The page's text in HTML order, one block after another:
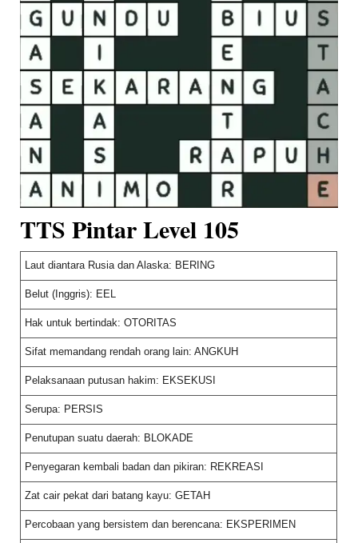
TTS Pintar Level 105
Laut diantara Rusia dan Alaska: BERING
Belut (Inggris): EEL
Hak untuk bertindak: OTORITAS
Sifat memandang rendah orang lain: ANGKUH
Pelaksanaan putusan hakim: EKSEKUSI
Serupa: PERSIS
Penutupan suatu daerah: BLOKADE
Penyegaran kembali badan dan pikiran: REKREASI
Zat cair pekat dari batang kayu: GETAH
Percobaan yang bersistem dan berencana: EKSPERIMEN